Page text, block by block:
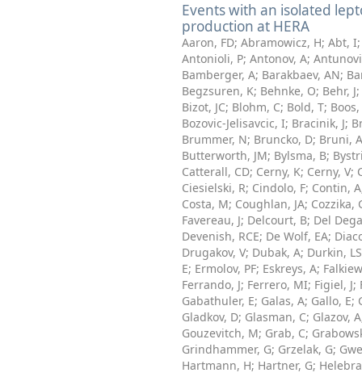
Events with an isolated
production at HERA
Aaron, FD; Abramowicz, H; Abt, I
Antonioli, P; Antonov, A;
Bamberger, A; Barakbaev, AN;
Begzsuren, K; Behnke, O; Behr, J;
Bizot, JC; Blohm, C; Bold, T; Boos,
Bozovic-Jelisavcic, I; Bracinik, J;
Brummer, N; Bruncko, D; Bruni, A
Butterworth, JM; Bylsma, B;
Catterall, CD; Cerny, K; Cerny, V;
Ciesielski, R; Cindolo, F; Contin, A
Costa, M; Coughlan, JA; Cozzika,
Favereau, J; Delcourt, B; Del
Devenish, RCE; De Wolf, EA;
Drugakov, V; Dubak, A; Durkin, LS
E; Ermolov, PF; Eskreys, A;
Ferrando, J; Ferrero, MI; Figiel, J;
Gabathuler, E; Galas, A; Gallo, E;
Gladkov, D; Glasman, C; Glazov, A
Gouzevitch, M; Grab, C;
Grindhammer, G; Grzelak, G;
Hartmann, H; Hartner, G;